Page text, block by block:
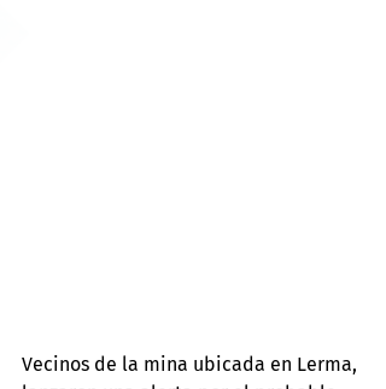
Vecinos de la mina ubicada en Lerma,